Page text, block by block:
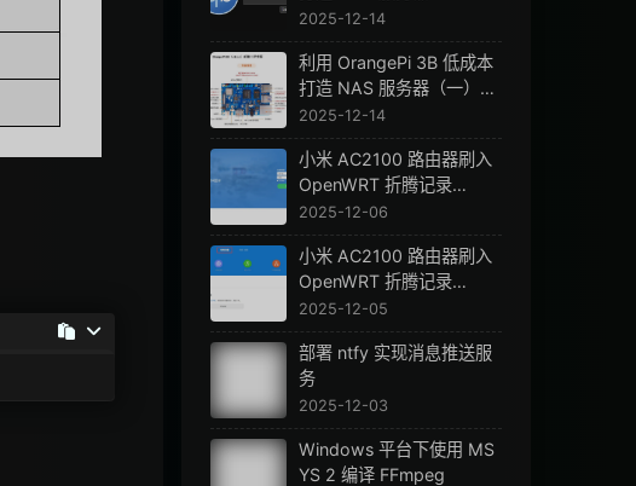
置 qBittorrent、PeerBan
Helper
2025-12-14
利用 OrangePi 3B 低成本
打造 NAS 服务器（一）挂
载硬盘并实现 smb 共享
2025-12-14
小米 AC2100 路由器刷入
OpenWRT 折腾记录
（二）
2025-12-06
小米 AC2100 路由器刷入
OpenWRT 折腾记录
（一）
2025-12-05
部署 ntfy 实现消息推送服
务
2025-12-03
Windows 平台下使用 MS
YS 2 编译 FFmpeg